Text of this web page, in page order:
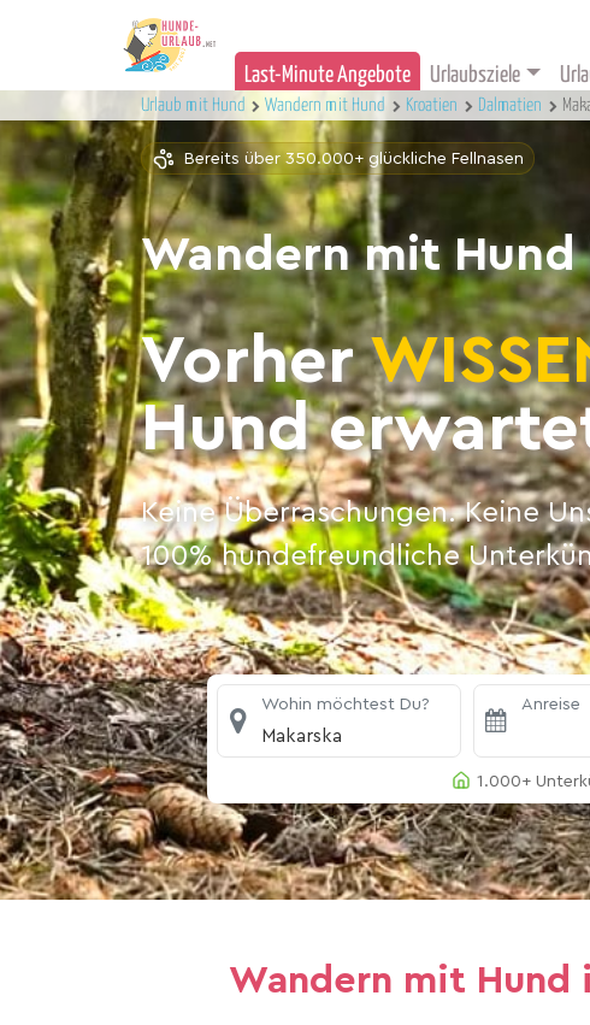
Last-Minute Angebote Urlaubsziele
Urlaub mit Hund Wandern mit Hund Kroatien Dalmatien
Bereits über 350.000+ glückliche Fellnasen
Wandern mit Hund
Vorher
Hund
Keine Überraschungen. Keine
100% hundefreundliche
Wohin möchtest Du?
Makarska
Anreise
1.000+
Wandern mit Hund